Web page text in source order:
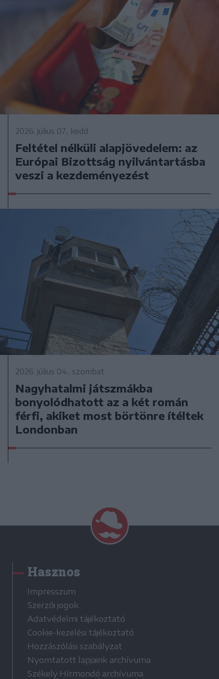
2026. július 07., kedd
Feltétel nélküli alapjövedelem: az
Európai Bizottság nyilvántartásba
veszi a kezdeményezést
2026. július 04., szombat
Nagyhatalmi játszmákba
bonyolódhatott az a két román
férfi, akiket most börtönre ítéltek
Londonban
Hasznos
Impresszum
Szerzői jogok
Adatvédelmi tájékoztató
Cookie-kezelési tájékoztató
Hozzászólási szabályzat
Nyomtatott lapjaink archívuma
Székely Hírmondó archívuma